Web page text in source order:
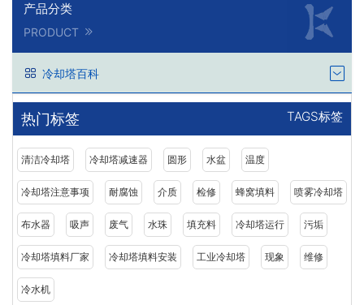
产品分类
PRODUCT
冷却塔百科
热门标签 TAGS标签
清洁冷却塔 冷却塔减速器 圆形 水盆 温度
冷却塔注意事项 耐腐蚀 介质 检修 蜂窝填料 喷雾冷却塔
布水器 吸声 废气 水珠 填充料 冷却塔运行 污垢
冷却塔填料厂家 冷却塔填料安装 工业冷却塔 现象 维修
冷水机